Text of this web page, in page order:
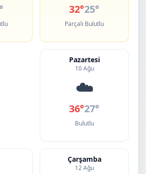
32°25°
Parçalı Bulutlu
Pazartesi
10 Ağu
☁️
36°27°
Bulutlu
Çarşamba
12 Ağu